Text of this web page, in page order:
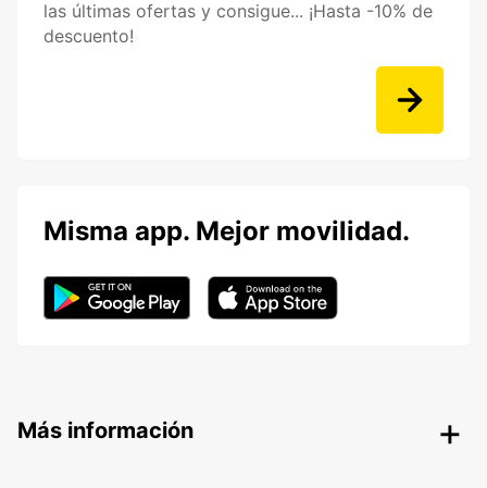
las últimas ofertas y consigue... ¡Hasta -10% de
descuento!
Misma app. Mejor movilidad.
Más información